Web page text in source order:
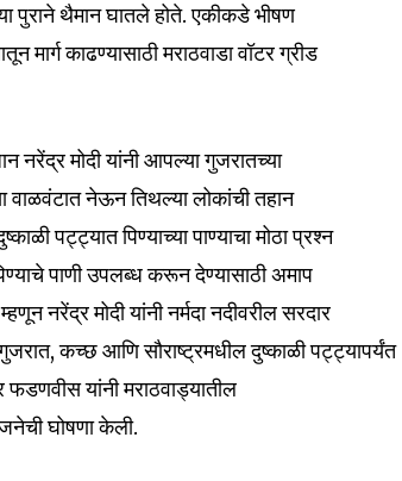
पुराने थैमान घातले होते. एकीकडे भीषण
काढण्यासाठी मराठवाडा वॉटर ग्रीड
नरेंद्र मोदी यांनी आपल्या गुजरातच्या
वाळवंटात नेऊन तिथल्या लोकांची तहान
पट्ट्यात पिण्याच्या पाण्याचा मोठा प्रश्न
पाणी उपलब्ध करून देण्यासाठी अमाप
नरेंद्र मोदी यांनी नर्मदा नदीवरील सरदार
कच्छ आणि सौराष्ट्रमधील दुष्काळी पट्ट्यापर्यंत
फडणवीस यांनी मराठवाड्यातील
घोषणा केली.